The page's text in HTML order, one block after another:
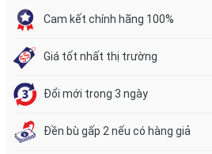
Cam kết chính hãng 100%
Giá tốt nhất thị trường
Đổi mới trong 3 ngày
Đền bù gấp 2 nếu có hàng giả